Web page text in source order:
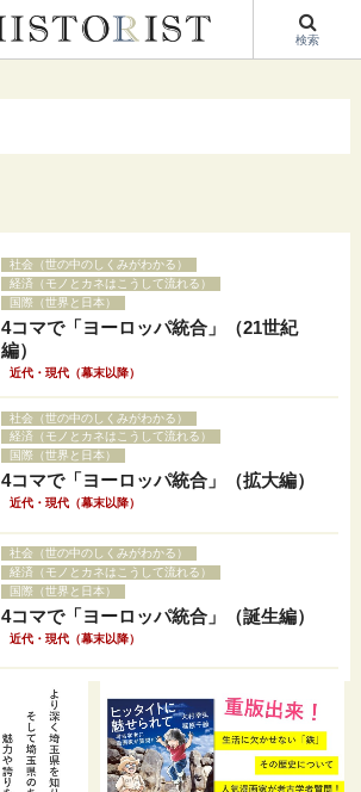
検索
社会（世の中のしくみがわかる）
経済（モノとカネはこうして流れる）
国際（世界と日本）
4コマで「ヨーロッパ統合」（21世紀
編）
近代・現代（幕末以降）
社会（世の中のしくみがわかる）
経済（モノとカネはこうして流れる）
国際（世界と日本）
4コマで「ヨーロッパ統合」（拡大編）
近代・現代（幕末以降）
社会（世の中のしくみがわかる）
経済（モノとカネはこうして流れる）
国際（世界と日本）
4コマで「ヨーロッパ統合」（誕生編）
近代・現代（幕末以降）